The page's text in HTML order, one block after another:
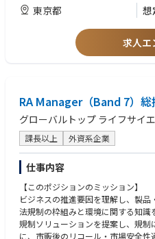
【太陽ファルマにおける総責業務の
当社の取り扱い製品は、長期収載
ため、安全性面でのリスクは比較
全性に関する規制は年々厳格化す
必要です。さらに、昨今は安定供
ので、これらに関する総合的な知識
判断を求められています。
【歓迎条件】
・向精神薬に関する総責経験
・薬事法規、製品の特性、原材料
務プロセス、製造方法及び製造管
東京都 想
求人エ
RA Manager（Band 7）
グローバルトップ ライフサイ
課長以上 外資系企業
仕事内容
【このポジションのミッション】
ビジネスの推進要因を理解し、製品
法規制の枠組みと環境に関する知識
規制ソリューションを提案し、規
に、市販後のリコール・市場安全性